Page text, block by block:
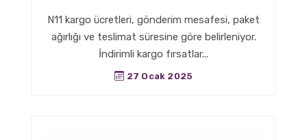
N11 kargo ücretleri, gönderim mesafesi, paket
ağırlığı ve teslimat süresine göre belirleniyor.
İndirimli kargo fırsatlar...
27 Ocak 2025